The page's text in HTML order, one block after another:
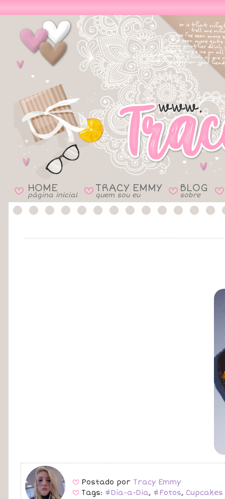
B HOME
página inicial B TRACY EMMY
quem sou eu B BLOG
sobre B
B Postado por Tracy Emmy
B Tags: #Dia-a-Dia, #Fotos, Cupcakes